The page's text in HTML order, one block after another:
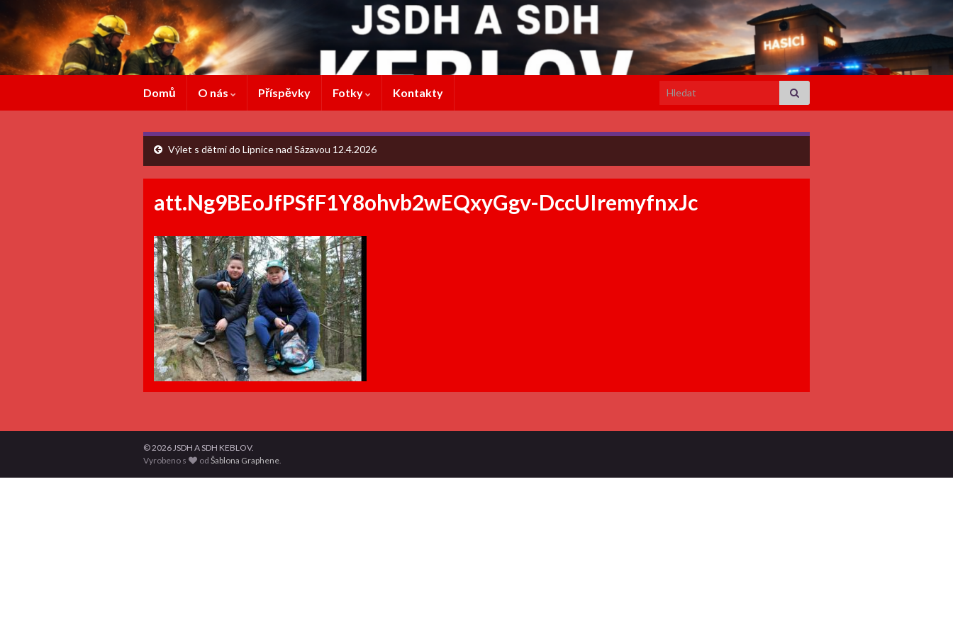
Domů O nás Příspěvky Fotky Kontakty Search for:
Výlet s dětmi do Lipnice nad Sázavou 12.4.2026
att.Ng9BEoJfPSfF1Y8ohvb2wEQxyGgv-DccUIremyfnxJc
© 2026 JSDH A SDH KEBLOV.
Vyrobeno s
odŠablona Graphene